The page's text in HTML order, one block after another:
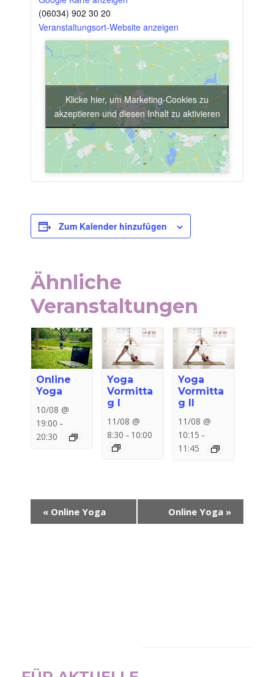
(06034) 902 30 20
Veranstaltungsort-Website anzeigen
Klicke hier, um Marketing-Cookies zu
akzeptieren und diesen Inhalt zu aktivieren
Zum Kalender hinzufügen
Ähnliche
Veranstaltungen
Online
Yoga
10/08 @
19:00 –
20:30
Yoga
Vormitta
g I
11/08 @
8:30 – 10:00
Yoga
Vormitta
g II
11/08 @
10:15 –
11:45
Veranstaltung-
Navigation
« Online Yoga Online Yoga »